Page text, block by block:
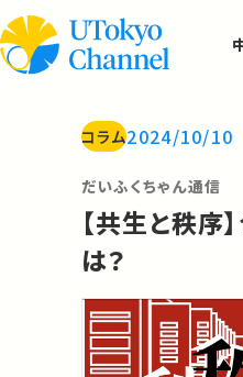
コラム2024/10/10
だいふくちゃん通信
【共生と秩序
は？